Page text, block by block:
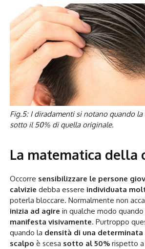
Fig.5: I diradamenti si notano quando la
sotto il 50% di quella originale.
La matematica della
Occorre sensibilizzare le persone
calvizie debba essere individuata
poterla bloccare. Normalmente non
inizia ad agire in qualche modo quando
manifesta visivamente. Purtroppo
quando la densità di una
scalpo è scesa sotto al 50% rispetto